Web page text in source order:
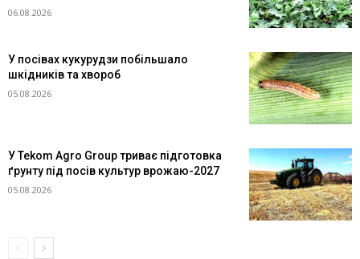
06.08.2026
У посівах кукурудзи побільшало
шкідників та хвороб
05.08.2026
У Tekom Agro Group триває підготовка
ґрунту під посів культур врожаю-2027
05.08.2026